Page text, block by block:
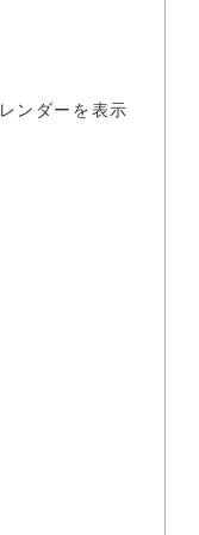
ンダーを表示